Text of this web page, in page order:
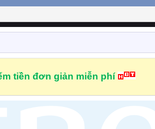
tiền đơn giản miễn phí